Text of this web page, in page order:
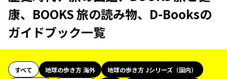
康、BOOKS 旅の読み物、D-Booksの
ガイドブック一覧
すべて 地球の歩き方 海外
地球の歩き方 Jシリーズ（国内）